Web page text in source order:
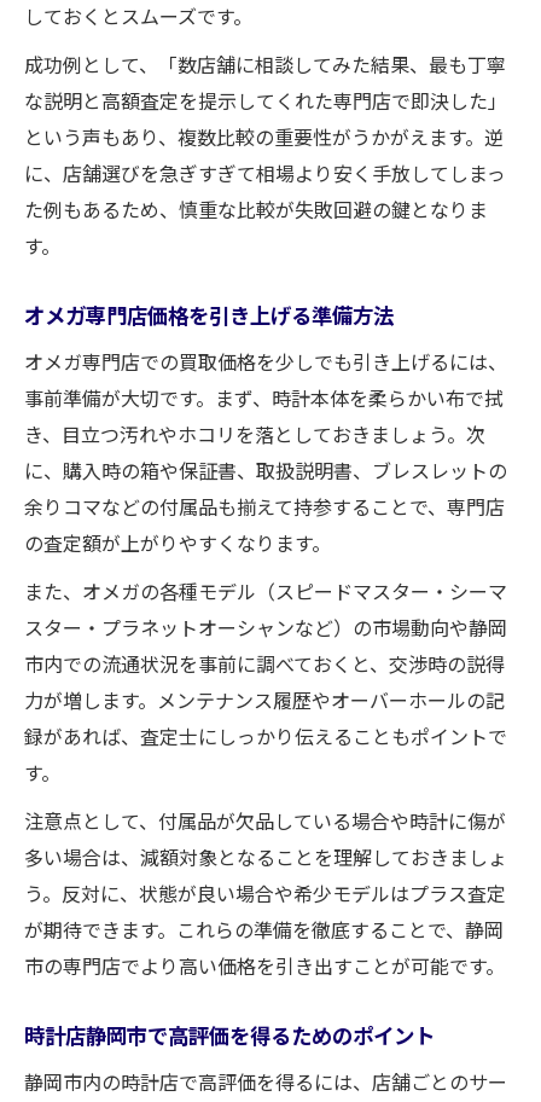
しておくとスムーズです。
成功例として、「数店舗に相談してみた結果、最も丁寧
な説明と高額査定を提示してくれた専門店で即決した」
という声もあり、複数比較の重要性がうかがえます。逆
に、店舗選びを急ぎすぎて相場より安く手放してしまっ
た例もあるため、慎重な比較が失敗回避の鍵となりま
す。
オメガ専門店価格を引き上げる準備方法
オメガ専門店での買取価格を少しでも引き上げるには、
事前準備が大切です。まず、時計本体を柔らかい布で拭
き、目立つ汚れやホコリを落としておきましょう。次
に、購入時の箱や保証書、取扱説明書、ブレスレットの
余りコマなどの付属品も揃えて持参することで、専門店
の査定額が上がりやすくなります。
また、オメガの各種モデル（スピードマスター・シーマ
スター・プラネットオーシャンなど）の市場動向や静岡
市内での流通状況を事前に調べておくと、交渉時の説得
力が増します。メンテナンス履歴やオーバーホールの記
録があれば、査定士にしっかり伝えることもポイントで
す。
注意点として、付属品が欠品している場合や時計に傷が
多い場合は、減額対象となることを理解しておきましょ
う。反対に、状態が良い場合や希少モデルはプラス査定
が期待できます。これらの準備を徹底することで、静岡
市の専門店でより高い価格を引き出すことが可能です。
時計店静岡市で高評価を得るためのポイント
静岡市内の時計店で高評価を得るには、店舗ごとのサー